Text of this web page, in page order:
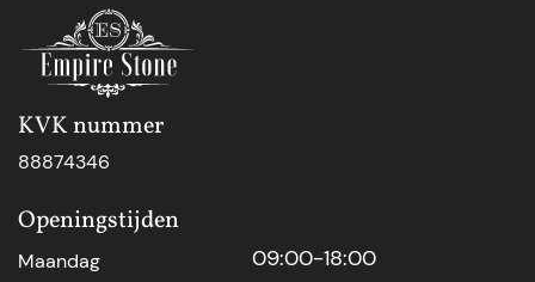
KVK nummer
88874346
Openingstijden
Maandag 09:00-18:00